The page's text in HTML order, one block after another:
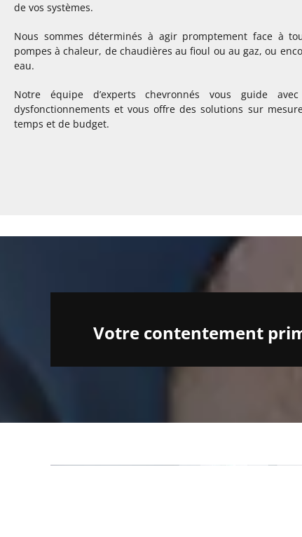
de vos systèmes.
Nous sommes déterminés à agir promptement face à
pompes à chaleur, de chaudières au fioul ou au gaz, ou
eau.
Notre équipe d’experts chevronnés vous guide
dysfonctionnements et vous offre des solutions sur
temps et de budget.
Votre contentement